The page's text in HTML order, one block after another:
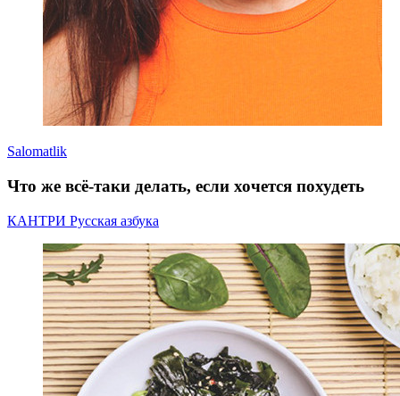
Salomatlik
Что же всё-таки делать, если хочется похудеть
КАНТРИ Русская азбука